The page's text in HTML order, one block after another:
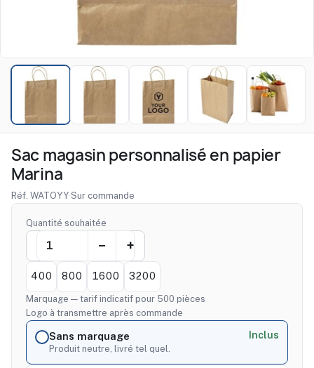
Sac magasin personnalisé en papier
Marina
Réf. WATOYY·Sur commande
Quantité souhaitée
400 800 1600 3200
Marquage — tarif indicatif pour 500 pièces
Logo à transmettre après commande
Sans marquage
Produit neutre, livré tel quel.
Inclus